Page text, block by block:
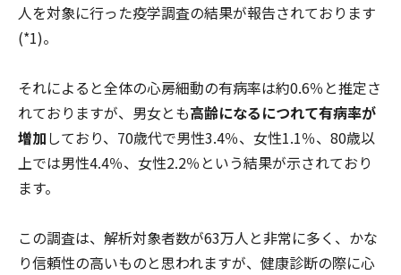
人を対象に行った疫学調査の結果が報告されております
(*1)。
それによると全体の心房細動の有病率は約0.6％と推定さ
れておりますが、男女とも高齢になるにつれて有病率が
増加しており、70歳代で男性3.4％、女性1.1％、80歳以
上では男性4.4％、女性2.2％という結果が示されており
ます。
この調査は、解析対象者数が63万人と非常に多く、かな
り信頼性の高いものと思われますが、健康診断の際に心